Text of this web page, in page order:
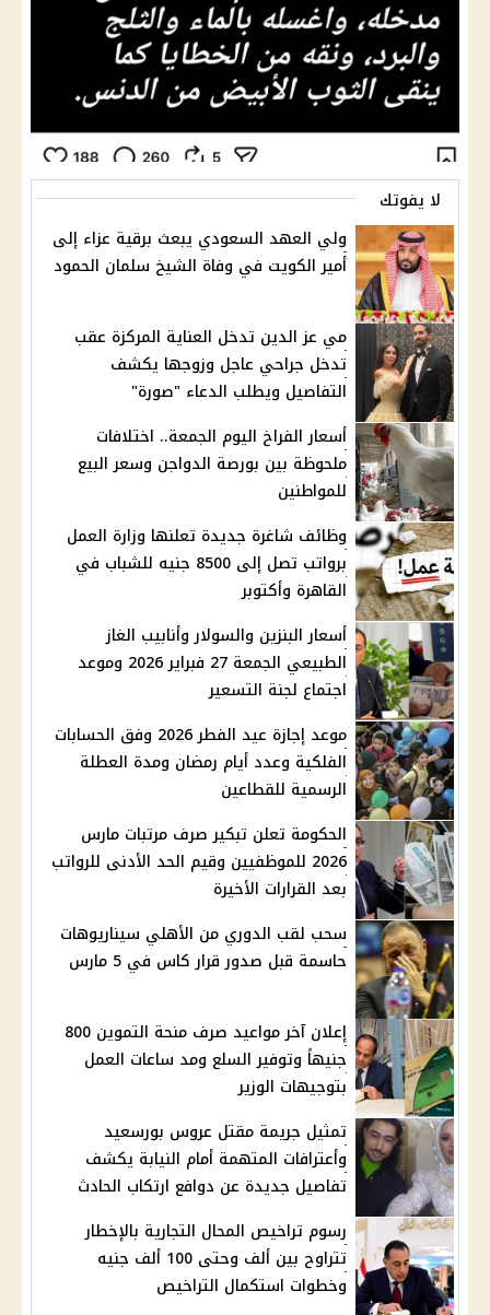
لا يفوتك
ولي العهد السعودي يبعث برقية عزاء إلى
أمير الكويت في وفاة الشيخ سلمان الحمود
مي عز الدين تدخل العناية المركزة عقب
تدخل جراحي عاجل وزوجها يكشف
التفاصيل ويطلب الدعاء "صورة"
أسعار الفراخ اليوم الجمعة.. اختلافات
ملحوظة بين بورصة الدواجن وسعر البيع
للمواطنين
وظائف شاغرة جديدة تعلنها وزارة العمل
برواتب تصل إلى 8500 جنيه للشباب في
القاهرة وأكتوبر
أسعار البنزين والسولار وأنابيب الغاز
الطبيعي الجمعة 27 فبراير 2026 وموعد
اجتماع لجنة التسعير
موعد إجازة عيد الفطر 2026 وفق الحسابات
الفلكية وعدد أيام رمضان ومدة العطلة
الرسمية للقطاعين
الحكومة تعلن تبكير صرف مرتبات مارس
2026 للموظفيين وقيم الحد الأدنى للرواتب
بعد القرارات الأخيرة
سحب لقب الدوري من الأهلي سيناريوهات
حاسمة قبل صدور قرار كاس في 5 مارس
إعلان آخر مواعيد صرف منحة التموين 800
جنيهاً وتوفير السلع ومد ساعات العمل
بتوجيهات الوزير
تمثيل جريمة مقتل عروس بورسعيد
وأعترافات المتهمة أمام النيابة يكشف
تفاصيل جديدة عن دوافع ارتكاب الحادث
رسوم تراخيص المحال التجارية بالإخطار
تتراوح بين ألف وحتى 100 ألف جنيه
وخطوات استكمال التراخيص